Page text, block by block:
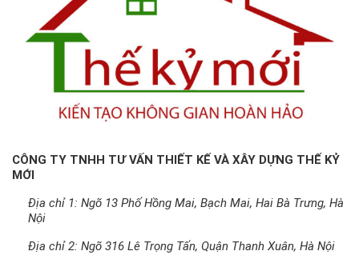
CÔNG TY TNHH TƯ VẤN THIẾT KẾ VÀ XÂY DỰNG THẾ KỶ
MỚI
Địa chỉ 1: Ngõ 13 Phố Hồng Mai, Bạch Mai, Hai Bà Trưng, Hà
Nội
Địa chỉ 2: Ngõ 316 Lê Trọng Tấn, Quận Thanh Xuân, Hà Nội